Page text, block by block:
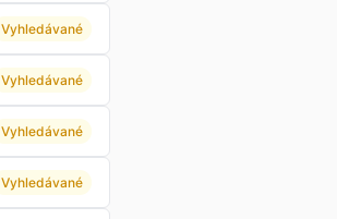
Vyhledávané
Vyhledávané
Vyhledávané
Vyhledávané